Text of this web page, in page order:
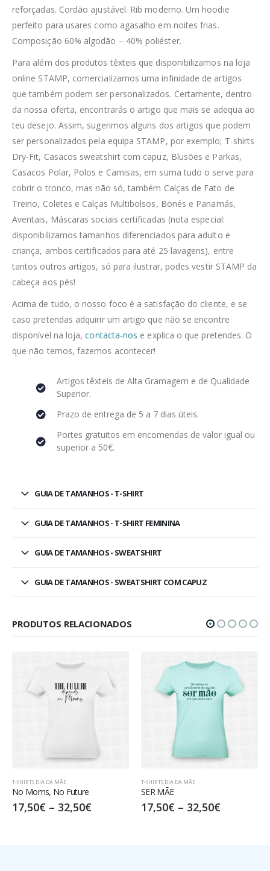
reforçadas. Cordão ajustável. Rib moderno. Um hoodie
perfeito para usares como agasalho em noites frias.
Composição 60% algodão – 40% poliéster.
Para além dos produtos têxteis que disponibilizamos na loja
online STAMP, comercializamos uma infinidade de artigos
que também podem ser personalizados. Certamente, dentro
da nossa oferta, encontrarás o artigo que mais se adequa ao
teu desejo. Assim, sugerimos alguns dos artigos que podem
ser personalizados pela equipa STAMP, por exemplo; T-shirts
Dry-Fit, Casacos sweatshirt com capuz, Blusões e Parkas,
Casacos Polar, Polos e Camisas, em suma tudo o serve para
cobrir o tronco, mas não só, também Calças de Fato de
Treino, Coletes e Calças Multibolsos, Bonés e Panamás,
Aventais, Máscaras sociais certificadas (nota especial:
disponibilizamos tamanhos diferenciados para adulto e
criança, ambos certificados para até 25 lavagens), entre
tantos outros artigos, só para ilustrar, podes vestir STAMP da
cabeça aos pés!
Acima de tudo, o nosso foco é a satisfação do cliente, e se
caso pretendas adquirir um artigo que não se encontre
disponível na loja,contacta-nos e explica o que pretendes. O
que não temos, fazemos acontecer!
Artigos têxteis de Alta Gramagem e de Qualidade
Superior.
Prazo de entrega de 5 a 7 dias úteis.
Portes gratuitos em encomendas de valor igual ou
superior a 50€.
GUIA DE TAMANHOS - T-SHIRT
GUIA DE TAMANHOS - T-SHIRT FEMININA
GUIA DE TAMANHOS - SWEATSHIRT
GUIA DE TAMANHOS - SWEATSHIRT COM CAPUZ
PRODUTOS RELACIONADOS
Future
32,50€
SER MÃE
17,50 32,50€ 20,00